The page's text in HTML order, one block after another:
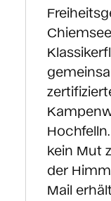
kein Mut
der
Mail